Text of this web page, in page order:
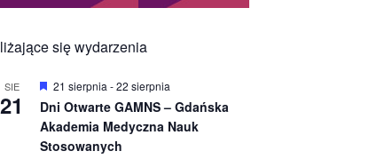
się wydarzenia
SIE
21
W
r
ó
ż
n
21 sierpnia -22 sierpnia
Dni Otwarte GAMNS – Gdańska
Akademia Medyczna Nauk
Stosowanych